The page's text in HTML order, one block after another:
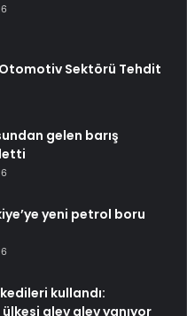
Otomotiv Sektörü Tehdit
gelen barış
yeni petrol boru
kullandı:
ülkesi alev alev yanıyor